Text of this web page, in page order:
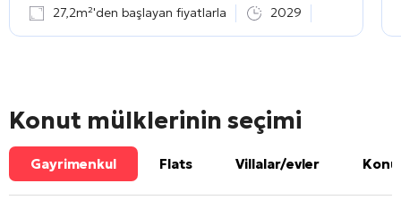
27,2m²'den başlayan fiyatlarla 2029
Konut mülklerinin seçimi
Gayrimenkul Flats Villalar/evler